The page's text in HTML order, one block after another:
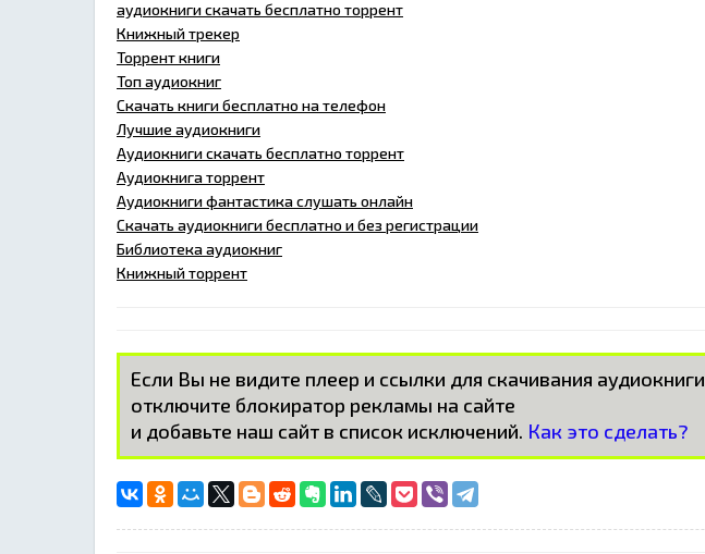
аудиокниги скачать бесплатно торрент
Книжный трекер
Торрент книги
Топ аудиокниг
Скачать книги бесплатно на телефон
Лучшие аудиокниги
Аудиокниги скачать бесплатно торрент
Аудиокнига торрент
Аудиокниги фантастика слушать онлайн
Скачать аудиокниги бесплатно и без регистрации
Библиотека аудиокниг
Книжный торрент
Если Вы не видите плеер и ссылки для скачивания аудиокниги
отключите блокиратор рекламы на сайте
и добавьте наш сайт в список исключений. Как это сделать?